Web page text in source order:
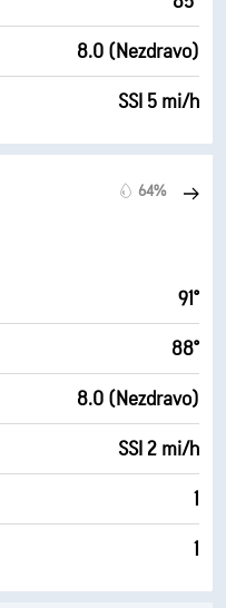
8.0 (Nezdravo)
SSI 5 mi/h
64%
91°
88°
8.0 (Nezdravo)
SSI 2 mi/h
1
1